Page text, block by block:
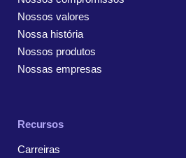
Nossos valores
Nossa história
Nossos produtos
Nossas empresas
Recursos
Carreiras